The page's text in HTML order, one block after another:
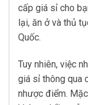
cấp giá sỉ cho
lại, ăn ở và thủ
Quốc.
Tuy nhiên, việc
giá sỉ thông qua
nhược điểm.